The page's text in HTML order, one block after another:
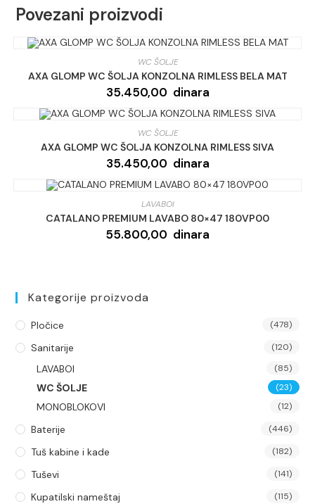
Povezani proizvodi
WC ŠOLJE
AXA GLOMP WC ŠOLJA KONZOLNA RIMLESS BELA MAT
35.450,00 dinara
WC ŠOLJE
AXA GLOMP WC ŠOLJA KONZOLNA RIMLESS SIVA
35.450,00 dinara
LAVABOI
CATALANO PREMIUM LAVABO 80×47 180VP00
55.800,00 dinara
Kategorije proizvoda
Pločice (478)
Sanitarije (120)
LAVABOI (85)
WC ŠOLJE (23)
MONOBLOKOVI (12)
Baterije (446)
Tuš kabine i kade (182)
Tuševi (141)
Kupatilski nameštaj (115)